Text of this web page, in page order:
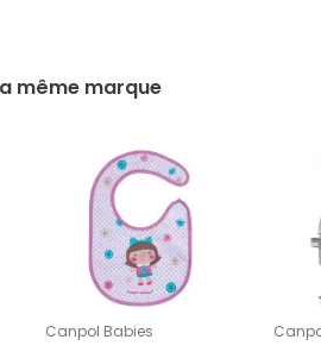
même marque
Canpol Babies